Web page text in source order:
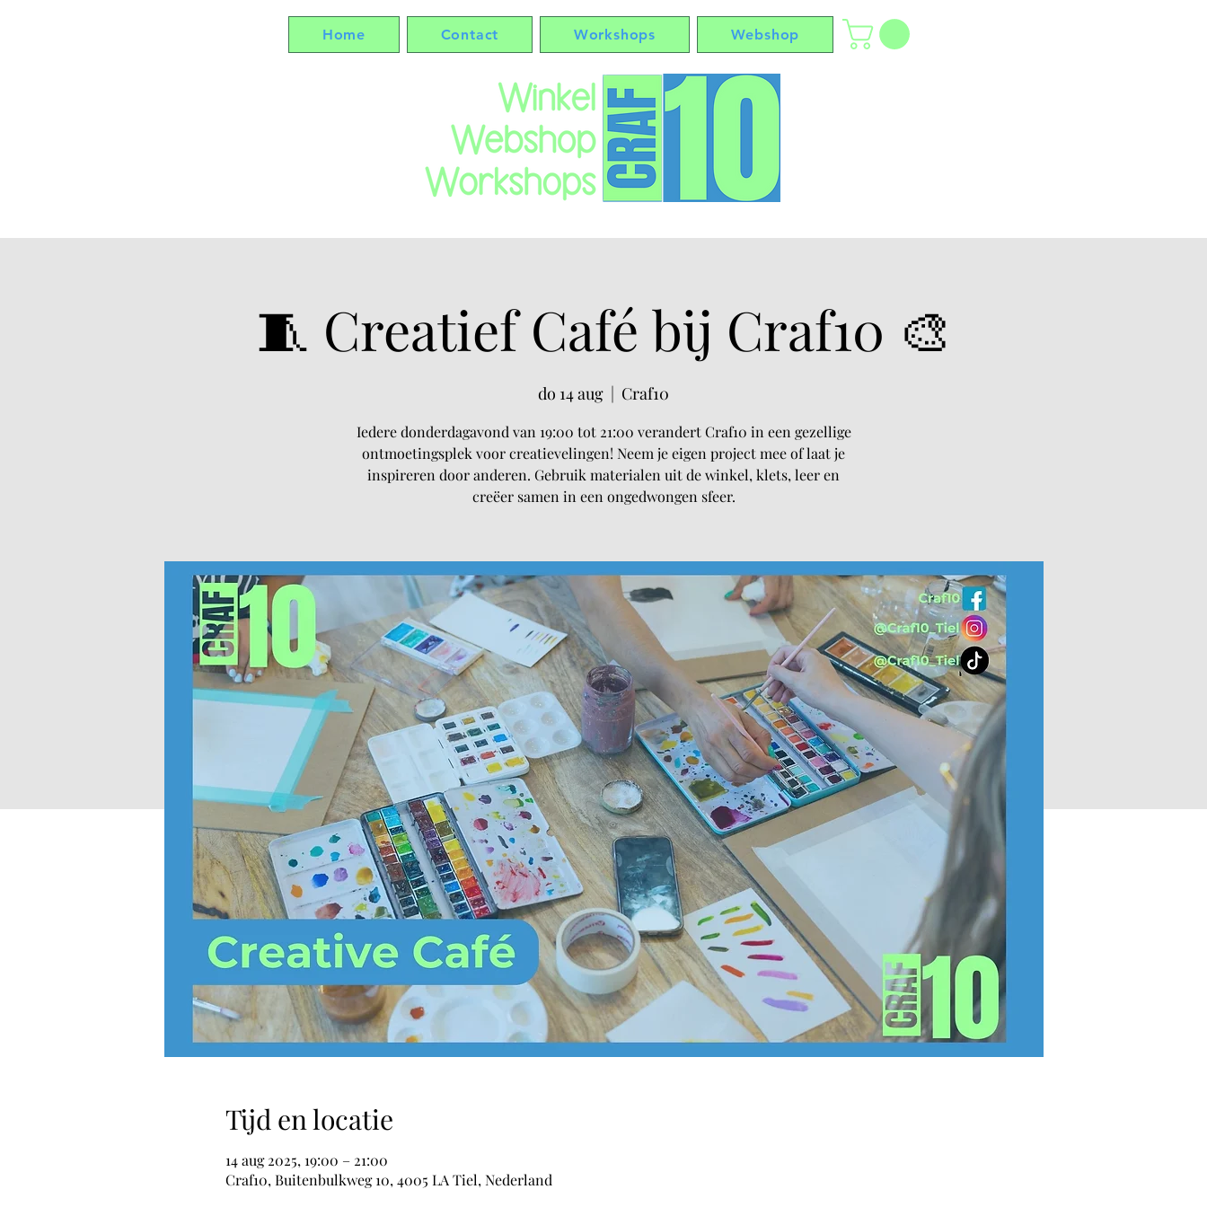
Home Contact Workshops Webshop
🧵 Creatief Café bij Craf10 🎨
do 14 aug
  |
Craf10
Iedere donderdagavond van 19:00 tot 21:00 verandert Craf10 in een gezellige
ontmoetingsplek voor creatievelingen! Neem je eigen project mee of laat je
inspireren door anderen. Gebruik materialen uit de winkel, klets, leer en
creëer samen in een ongedwongen sfeer.
Tijd en locatie
14 aug 2025, 19:00 – 21:00
Craf10, Buitenbulkweg 10, 4005 LA Tiel, Nederland